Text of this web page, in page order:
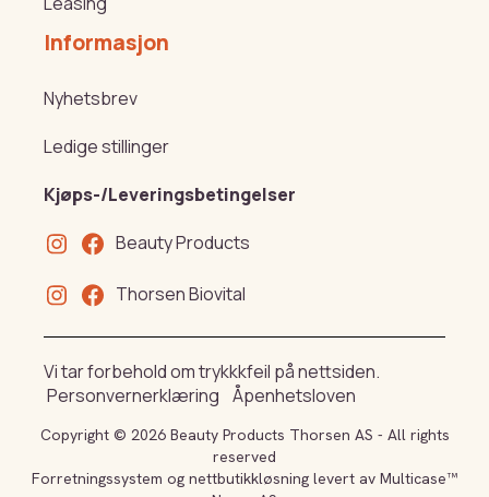
Informasjon
Nyhetsbrev
Ledige stillinger
Kjøps-/Leveringsbetingelser
Beauty Products
Thorsen Biovital
Vi tar forbehold om trykkkfeil på nettsiden.
Personvernerklæring Åpenhetsloven
Copyright © 2026 Beauty Products Thorsen AS - All rights
reserved
Forretningssystem og nettbutikkløsning levert av Multicase™